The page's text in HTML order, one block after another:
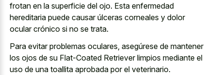
frotan en la superficie del ojo. Esta enfermedad
hereditaria puede causar úlceras corneales y dolor
ocular crónico si no se trata.
Para evitar problemas oculares, asegúrese de mantener
los ojos de su Flat-Coated Retriever limpios mediante el
uso de una toallita aprobada por el veterinario.